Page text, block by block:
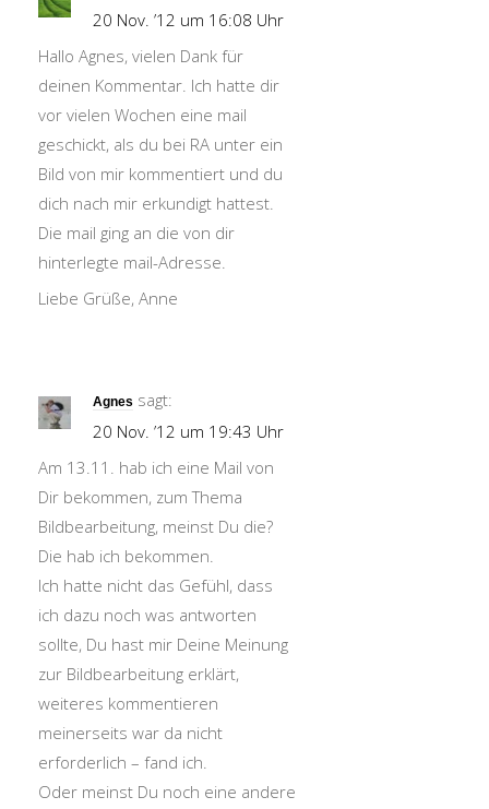
20 Nov. ’12 um 16:08 Uhr
Hallo Agnes, vielen Dank für
deinen Kommentar. Ich hatte dir
vor vielen Wochen eine mail
geschickt, als du bei RA unter ein
Bild von mir kommentiert und du
dich nach mir erkundigt hattest.
Die mail ging an die von dir
hinterlegte mail-Adresse.
Liebe Grüße, Anne
Agnes sagt:
20 Nov. ’12 um 19:43 Uhr
Am 13.11. hab ich eine Mail von
Dir bekommen, zum Thema
Bildbearbeitung, meinst Du die?
Die hab ich bekommen.
Ich hatte nicht das Gefühl, dass
ich dazu noch was antworten
sollte, Du hast mir Deine Meinung
zur Bildbearbeitung erklärt,
weiteres kommentieren
meinerseits war da nicht
erforderlich – fand ich.
Oder meinst Du noch eine andere